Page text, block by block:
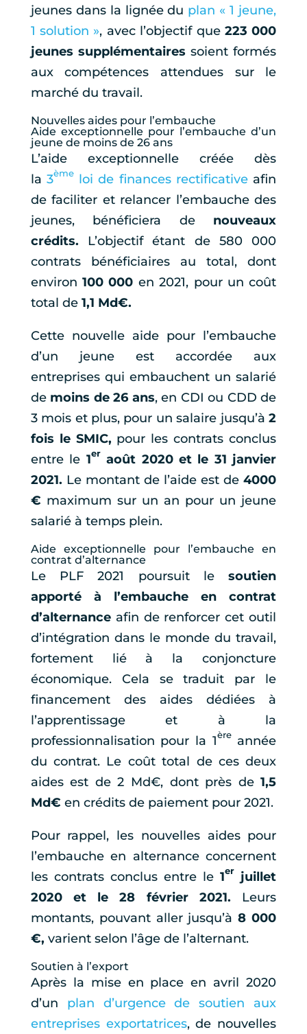
jeunes dans la lignée du plan « 1 jeune,
1 solution », avec l’objectif que 223 000
jeunes supplémentaires soient formés
aux compétences attendues sur le
marché du travail.
Nouvelles aides pour l’embauche
Aide exceptionnelle pour l’embauche d’un
jeune de moins de 26 ans
L’aide exceptionnelle créée dès
la3ème loi de finances rectificativeafin
de faciliter et relancer l’embauche des
jeunes, bénéficiera de nouveaux
crédits. L’objectif étant de 580 000
contrats bénéficiaires au total, dont
environ100 000 en 2021, pour un coût
total de 1,1 Md€.
Cette nouvelle aide pour l’embauche
d’un jeune est accordée aux
entreprises qui embauchent un salarié
de moins de 26 ans, en CDI ou CDD de
3 mois et plus, pour un salaire jusqu’à2
fois le SMIC, pour les contrats conclus
entre le 1er août 2020 et le 31 janvier
2021. Le montant de l’aide est de4000
€ maximum sur un an pour un jeune
salarié à temps plein.
Aide exceptionnelle pour l’embauche en
contrat d’alternance
Le PLF 2021 poursuit lesoutien
apporté à l’embauche en contrat
d’alternanceafin de renforcer cet outil
d’intégration dans le monde du travail,
fortement lié à la conjoncture
économique. Cela se traduit par le
financement des aides dédiées à
l’apprentissage et à la
professionnalisation pour la 1èreannée
du contrat. Le coût total de ces deux
aides est de 2 Md€, dont près de1,5
Md€ en crédits de paiement pour 2021.
Pour rappel, les nouvelles aides pour
l’embauche en alternance concernent
les contrats conclus entre le1er
juillet
2020 et le 28 février 2021. Leurs
montants, pouvant aller jusqu’à8 000
€, varient selon l’âge de l’alternant.
Soutien à l’export
Après la mise en place en avril 2020
d’un plan d’urgence de soutien aux
entreprises exportatrices, de nouvelles